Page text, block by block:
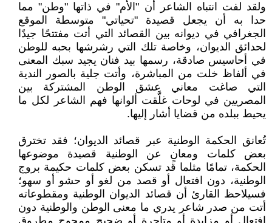
ولقد لفت انتباه الشاعر أن "الأم" في ذاتها "وطن" مما
حدا به أن يجعل قصيدة "تحياتي" متوسطة الموقع
الجغرافي في ديوانه بين القصائد التي أتت مفتتحًا جيدًا
لحدائق الديوان، وخاصة تلك التي رشرشها بحبه للوطن
في أحاسيس صادقة، رسمها بيد فنان يجيد سبك المعنى
في ألفاظ خلت من المباشرة، وأتت جلية بالصور الندية
التي صاغت معاني عشق الوطن المشتركة بين
المصريين في لوحات غلَّقت ألوانها فهم الشاعر لكل ما
يحيط ببلده من قضايا أشار إليها.
تُعانق الحكمة الوطنية عبر قصائد الديوان؛ فقد تخترق
بعض كلمات ومعانٍ عن الوطنية قصيدة موضوعها
الحكمة، تمامًا مثلما قد تسكن بعض كلمات حكيمة بروج
الوطنية، دون افتعال أو قصد من لغو أو حشو أو سهو؛
فسيلاحظ القارئ أن قصائد الديوان الوطنية ومقطوعاته
أتت من صدر شاعر يدري ما معنى الوطن والوطنية دون